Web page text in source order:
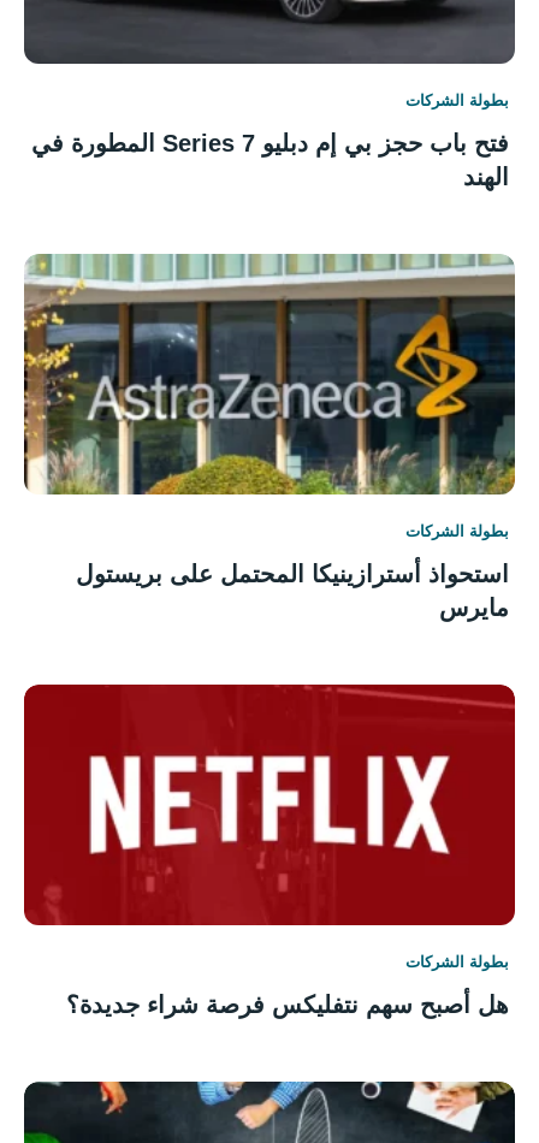
بطولة الشركات
فتح باب حجز بي إم دبليو 7 Series المطورة في
الهند
بطولة الشركات
استحواذ أسترازينيكا المحتمل على بريستول
مايرس
بطولة الشركات
هل أصبح سهم نتفليكس فرصة شراء جديدة؟